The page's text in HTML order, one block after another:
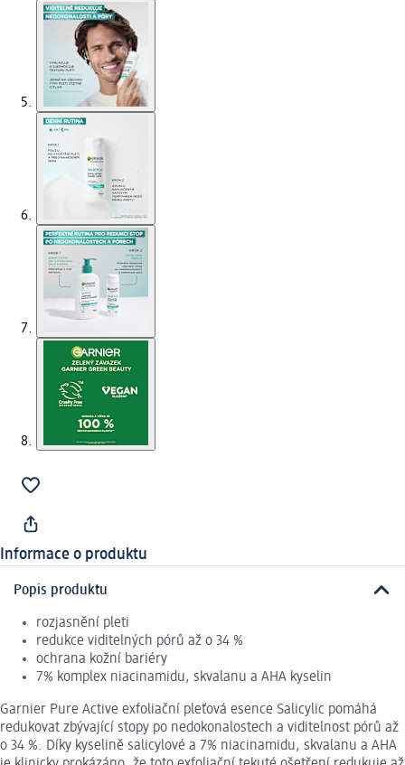
Informace o produktu
Popis produktu
rozjasnění pleti
redukce viditelných pórů až o 34 %
ochrana kožní bariéry
7% komplex niacinamidu, skvalanu a AHA kyselin
Garnier Pure Active exfoliační pleťová esence Salicylic pomáhá
redukovat zbývající stopy po nedokonalostech a viditelnost pórů až
o 34 %. Díky kyselině salicylové a 7% niacinamidu, skvalanu a AHA